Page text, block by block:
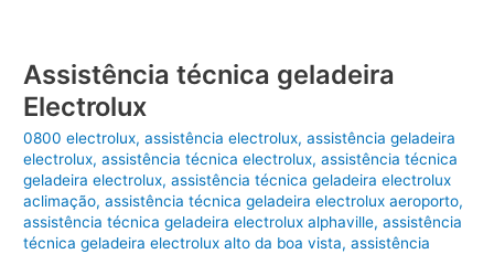
Assistência técnica geladeira
Electrolux
0800 electrolux,assistência electrolux,assistência geladeira
electrolux,assistência técnica electrolux,assistência técnica
geladeira electrolux,assistência técnica geladeira electrolux
aclimação,assistência técnica geladeira electrolux aeroporto,
assistência técnica geladeira electrolux alphaville,assistência
técnica geladeira electrolux alto da boa vista,assistência